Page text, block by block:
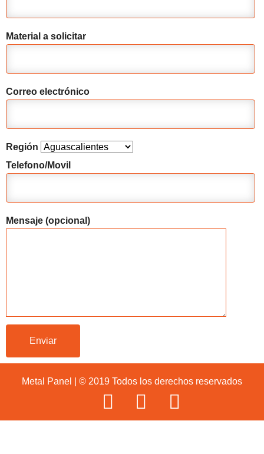
Material a solicitar
Correo electrónico
Región
Telefono/Movil
Mensaje (opcional)
Metal Panel | © 2019 Todos los derechos reservados